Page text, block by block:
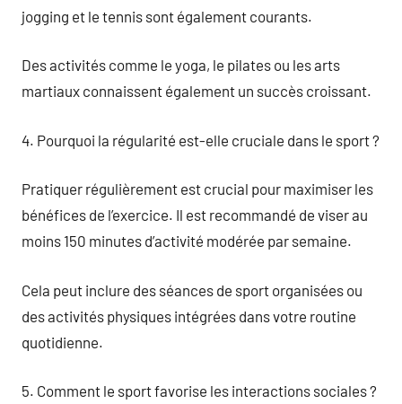
jogging et le tennis sont également courants.
Des activités comme le yoga, le pilates ou les arts
martiaux connaissent également un succès croissant.
4. Pourquoi la régularité est-elle cruciale dans le sport ?
Pratiquer régulièrement est crucial pour maximiser les
bénéfices de l’exercice. Il est recommandé de viser au
moins 150 minutes d’activité modérée par semaine.
Cela peut inclure des séances de sport organisées ou
des activités physiques intégrées dans votre routine
quotidienne.
5. Comment le sport favorise les interactions sociales ?